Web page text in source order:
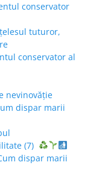
conservator
tuturor,
conservator al
nevinovăție
dispar marii
(7)
dispar marii